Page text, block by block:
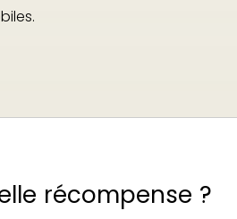
récompense ?